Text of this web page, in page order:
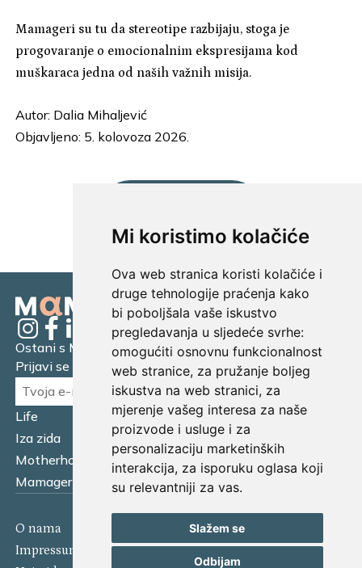
Mi koristimo kolačiće
Ova web stranica koristi kolačiće i
druge tehnologije praćenja kako
bi poboljšala vaše iskustvo
pregledavanja u sljedeće svrhe:
omogućiti osnovnu funkcionalnost
web stranice, za pružanje boljeg
iskustva na web stranici, za
mjerenje vašeg interesa za naše
proizvode i usluge i za
personalizaciju marketinških
interakcija, za isporuku oglasa koji
su relevantniji za vas.
Slažem se
Odbijam
Mamageri su tu da stereotipe razbijaju, stoga je
progovaranje o emocionalnim ekspresijama kod
muškaraca jedna od naših važnih misija.
Autor: Dalia Mihaljević
Objavljeno: 5. kolovoza 2026.
Life
Financijska pismenost
Iza zida
Business
Motherhood
Tatager
Mamager Intervju
Multitasking kitchen
Ostani s Mamagerom
Prijavi se na naš newsletter.
O nama
Kontakt
Impressum
Izjava o kolačićima